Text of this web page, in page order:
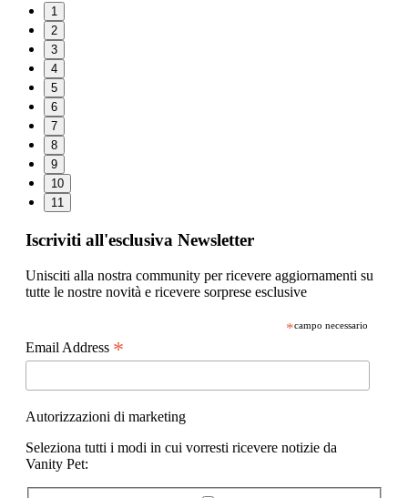
1
2
3
4
5
6
7
8
9
10
11
Iscriviti all'esclusiva Newsletter
Unisciti alla nostra community per ricevere aggiornamenti su
tutte le nostre novità e ricevere sorprese esclusive
*campo necessario
Email Address *
Autorizzazioni di marketing
Seleziona tutti i modi in cui vorresti ricevere notizie da
Vanity Pet: